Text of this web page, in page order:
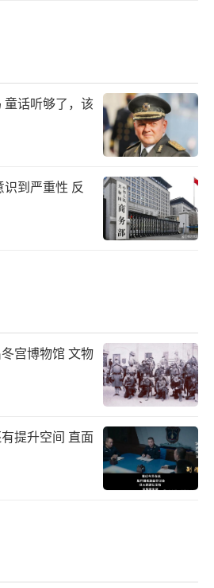
越野时速更高一些。
时发射白杨M？
斯人为什么不？
何此时发射“白杨-M”？
！亮剑！
斯在普京总统的领导下，
器系统是前苏联90年代初
略导弹武器系统！
话听够了，该
到严重性 反
宫博物馆 文物
提升空间 直面